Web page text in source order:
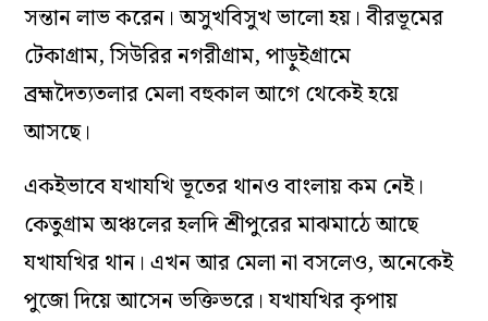
সন্তান লাভ করেন। অসুখবিসুখ ভালো হয়। বীরভূমের
টেকাগ্রাম, সিউরির নগরীগ্রাম, পাড়ুইগ্রামে
ব্রহ্মদৈত্যতলার মেলা বহুকাল আগে থেকেই হয়ে
আসছে।
একইভাবে যখাযখি ভূতের থানও বাংলায় কম নেই।
কেতুগ্রাম অঞ্চলের হলদি শ্রীপুরের মাঝমাঠে আছে
যখাযখির থান। এখন আর মেলা না বসলেও, অনেকেই
পুজো দিয়ে আসেন ভক্তিভরে। যখাযখির কৃপায়